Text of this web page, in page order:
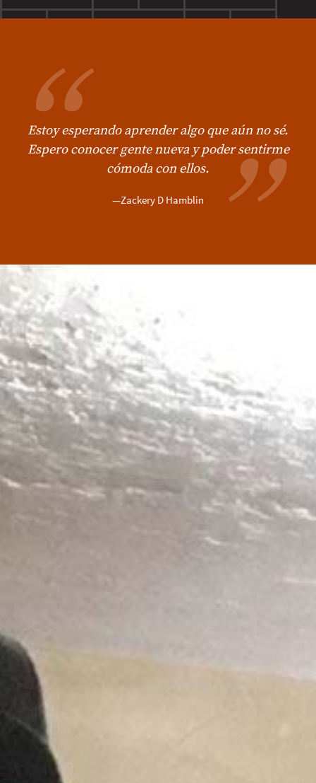
Estoy esperando aprender algo que aún no sé.
Espero conocer gente nueva y poder sentirme
cómoda con ellos.
—Zackery D Hamblin